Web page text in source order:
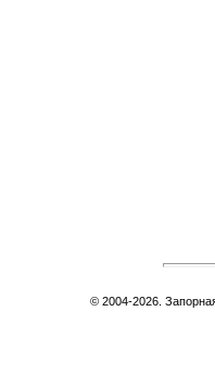
© 2004-2026.